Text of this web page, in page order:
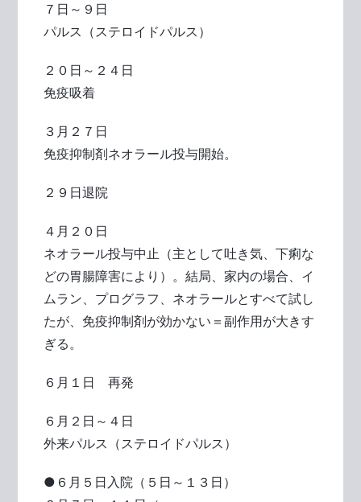
７日～９日
パルス（ステロイドパルス）
２０日～２４日
免疫吸着
３月２７日
免疫抑制剤ネオラール投与開始。
２９日退院
４月２０日
ネオラール投与中止（主として吐き気、下痢な
どの胃腸障害により）。結局、家内の場合、イ
ムラン、プログラフ、ネオラールとすべて試し
たが、免疫抑制剤が効かない＝副作用が大きす
ぎる。
６月１日 再発
６月２日～４日
外来パルス（ステロイドパルス）
●６月５日入院（５日～１３日）